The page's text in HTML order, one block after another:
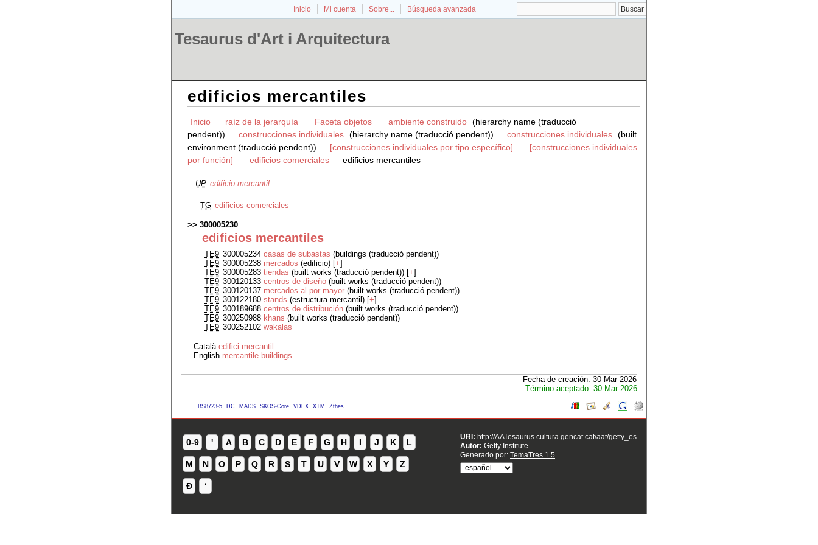
Inicio Mi cuenta Sobre... Búsqueda avanzada
Tesaurus d'Art i Arquitectura
edificios mercantiles
Inicio raíz de la jerarquía Faceta objetos ambiente construido (hierarchy name (traducció
pendent))
construcciones individuales (hierarchy name (traducció pendent)) construcciones individuales (built
environment (traducció pendent))
[construcciones individuales por tipo específico]
[construcciones individuales
por función]
edificios comerciales edificios mercantiles
UP edificio mercantil
TG edificios comerciales
300005230
edificios mercantiles
TE9 300005234casas de subastas (buildings (traducció pendent))
TE9 300005238 mercados (edificio) [+]
TE9 300005283tiendas (built works (traducció pendent)) [+]
TE9 300120133centros de diseño (built works (traducció pendent))
TE9 300120137 mercados al por mayor (built works (traducció pendent))
TE9 300122180stands (estructura mercantil) [+]
TE9 300189688centros de distribución (built works (traducció pendent))
TE9 300250988 khans (built works (traducció pendent))
TE9 300252102wakalas
Català edifici mercantil
English mercantile buildings
Fecha de creación: 30-Mar-2026
Término aceptado: 30-Mar-2026
BS8723-5 DC MADS SKOS-Core VDEX XTM Zthes
0-9 ' A B C D E F G H I J K L
M N O P Q R S T U V W X Y Z
Ð ʻ
URI: http://AATesaurus.cultura.gencat.cat/aat/getty_es
Autor: Getty Institute
Generado por: TemaTres 1.5